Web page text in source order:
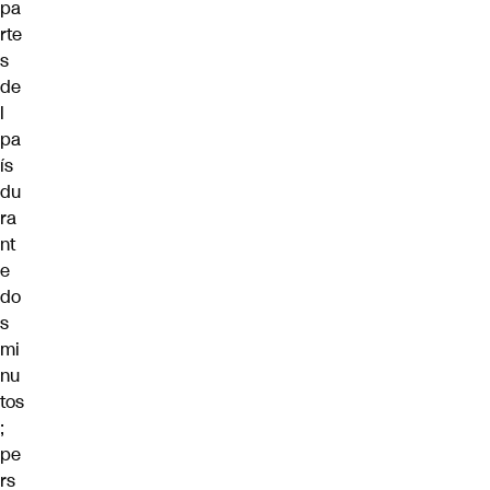
pa
rte
s
de
l
pa
ís
du
ra
nt
e
do
s
mi
nu
tos
;
pe
rs